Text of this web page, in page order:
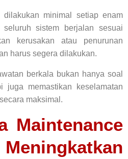
minimal setiap enam
seluruh sistem berjalan sesuai
kerusakan atau penurunan
harus segera dilakukan.
berkala bukan hanya soal
juga memastikan keselamatan
maksimal.
Maintenance